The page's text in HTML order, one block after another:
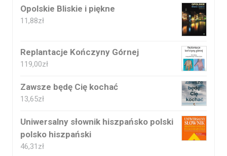
Opolskie Bliskie i piękne
11,88zł
Replantacje Kończyny Górnej
119,00zł
Zawsze będę Cię kochać
13,65zł
Uniwersalny słownik hiszpańsko polski
polsko hiszpański
46,31 zł